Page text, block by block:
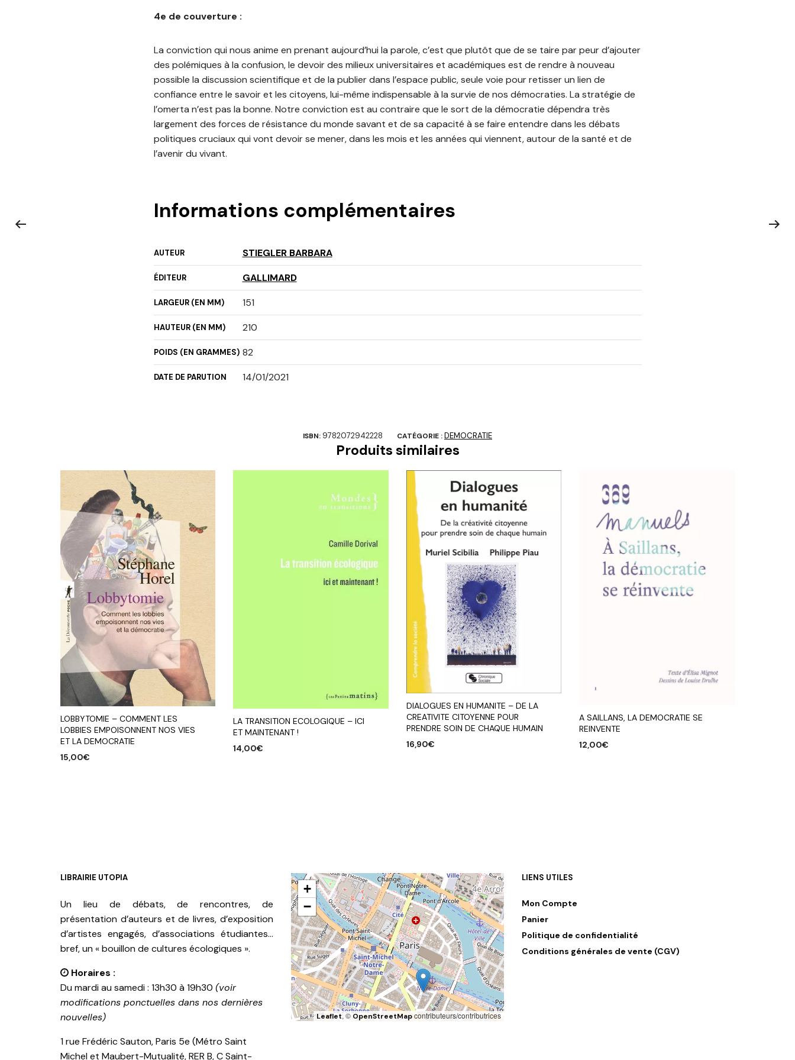
4e de couverture :
La conviction qui nous anime en prenant aujourd’hui la parole, c’est que plutôt que de se taire par peur d’ajouter
des polémiques à la confusion, le devoir des milieux universitaires et académiques est de rendre à nouveau
possible la discussion scientifique et de la publier dans l’espace public, seule voie pour retisser un lien de
confiance entre le savoir et les citoyens, lui-même indispensable à la survie de nos démocraties. La stratégie de
l’omerta n’est pas la bonne. Notre conviction est au contraire que le sort de la démocratie dépendra très
largement des forces de résistance du monde savant et de sa capacité à se faire entendre dans les débats
politiques cruciaux qui vont devoir se mener, dans les mois et les années qui viennent, autour de la santé et de
l’avenir du vivant.
Informations complémentaires
AUTEUR STIEGLER BARBARA
ÉDITEUR GALLIMARD
LARGEUR (EN MM) 151
HAUTEUR (EN MM) 210
POIDS (EN GRAMMES) 82
DATE DE PARUTION 14/01/2021
ISBN: 9782072942228 CATÉGORIE :DEMOCRATIE
Produits similaires
LOBBYTOMIE – COMMENT LES
LOBBIES EMPOISONNENT NOS VIES
ET LA DEMOCRATIE
15,00€
LA TRANSITION ECOLOGIQUE – ICI
ET MAINTENANT !
14,00€
DIALOGUES EN HUMANITE – DE LA
CREATIVITE CITOYENNE POUR
PRENDRE SOIN DE CHAQUE HUMAIN
16,90€
A SAILLANS, LA DEMOCRATIE SE
REINVENTE
12,00€
LIBRAIRIE UTOPIA
Un lieu de débats, de rencontres, de
présentation d’auteurs et de livres, d’exposition
d’artistes engagés, d’associations étudiantes…
bref, un « bouillon de cultures écologiques ».
Horaires :
Du mardi au samedi : 13h30 à 19h30 (voir
modifications ponctuelles dans nos dernières
nouvelles)
1 rue Frédéric Sauton, Paris 5e (Métro Saint
Michel et Maubert-Mutualité, RER B, C Saint-
+
−
Leaflet, ©OpenStreetMapcontributeurs/contributrices
LIENS UTILES
Mon Compte
Panier
Politique de confidentialité
Conditions générales de vente (CGV)